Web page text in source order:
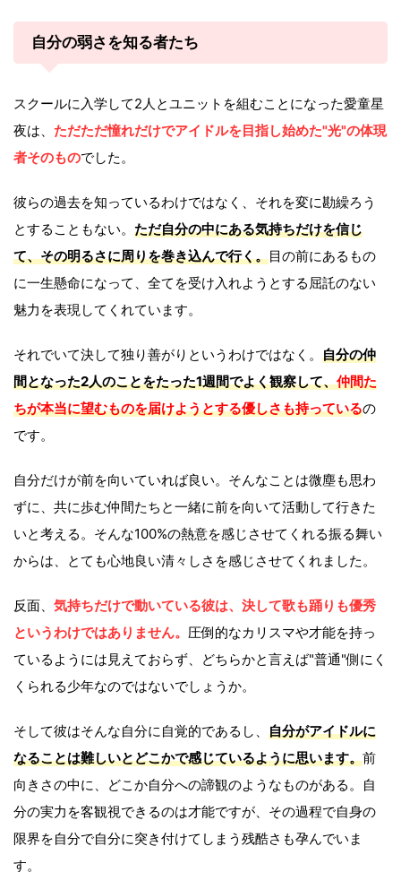
自分の弱さを知る者たち
スクールに入学して2人とユニットを組むことになった愛童星
夜は、 ただただ憧れだけでアイドルを目指し始めた"光"の体現
者そのものでした。
彼らの過去を知っているわけではなく、それを変に勘繰ろう
とすることもない。 ただ自分の中にある気持ちだけを信じ
て、その明るさに周りを巻き込んで行く。目の前にあるもの
に一生懸命になって、全てを受け入れようとする屈託のない
魅力を表現してくれています。
それでいて決して独り善がりというわけではなく。 自分の仲
間となった2人のことをたった1週間でよく観察して、仲間た
ちが本当に望むものを届けようとする優しさも持っているの
です。
自分だけが前を向いていれば良い。そんなことは微塵も思わ
ずに、共に歩む仲間たちと一緒に前を向いて活動して行きた
いと考える。そんな100%の熱意を感じさせてくれる振る舞い
からは、とても心地良い清々しさを感じさせてくれました。
反面、 気持ちだけで動いている彼は、決して歌も踊りも優秀
というわけではありません。 圧倒的なカリスマや才能を持っ
ているようには見えておらず、どちらかと言えば"普通"側にく
くられる少年なのではないでしょうか。
そして彼はそんな自分に自覚的であるし、 自分がアイドルに
なることは難しいとどこかで感じているように思います。前
向きさの中に、どこか自分への諦観のようなものがある。自
分の実力を客観視できるのは才能ですが、その過程で自身の
限界を自分で自分に突き付けてしまう残酷さも孕んでいま
す。